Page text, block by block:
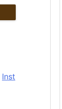
Inst